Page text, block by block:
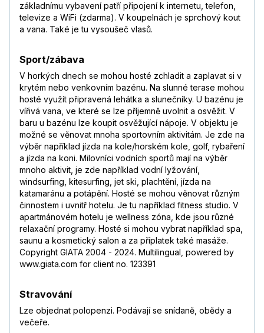
základnímu vybavení patří připojení k internetu, telefon,
televize a WiFi (zdarma). V koupelnách je sprchový kout
a vana. Také je tu vysoušeč vlasů.
Sport/zábava
V horkých dnech se mohou hosté zchladit a zaplavat si v
krytém nebo venkovním bazénu. Na slunné terase mohou
hosté využít připravená lehátka a slunečníky. U bazénu je
vířivá vana, ve které se lze příjemně uvolnit a osvěžit. V
baru u bazénu lze koupit osvěžující nápoje. V objektu je
možné se věnovat mnoha sportovním aktivitám. Je zde na
výběr například jízda na kole/horském kole, golf, rybaření
a jízda na koni. Milovníci vodních sportů mají na výběr
mnoho aktivit, je zde například vodní lyžování,
windsurfing, kitesurfing, jet ski, plachtění, jízda na
katamaránu a potápění. Hosté se mohou věnovat různým
činnostem i uvnitř hotelu. Je tu například fitness studio. V
apartmánovém hotelu je wellness zóna, kde jsou různé
relaxační programy. Hosté si mohou vybrat například spa,
saunu a kosmetický salon a za příplatek také masáže.
Copyright GIATA 2004 - 2024. Multilingual, powered by
www.giata.com for client no. 123391
Stravování
Lze objednat polopenzi. Podávají se snídaně, obědy a
večeře.